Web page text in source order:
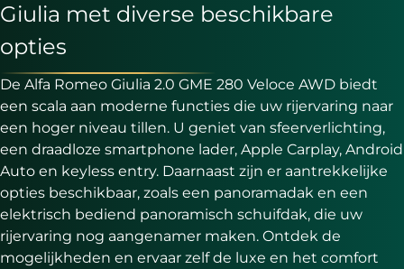
Giulia met diverse beschikbare
opties
De Alfa Romeo Giulia 2.0 GME 280 Veloce AWD biedt
een scala aan moderne functies die uw rijervaring naar
een hoger niveau tillen. U geniet van sfeerverlichting,
een draadloze smartphone lader, Apple Carplay, Android
Auto en keyless entry. Daarnaast zijn er aantrekkelijke
opties beschikbaar, zoals een panoramadak en een
elektrisch bediend panoramisch schuifdak, die uw
rijervaring nog aangenamer maken. Ontdek de
mogelijkheden en ervaar zelf de luxe en het comfort